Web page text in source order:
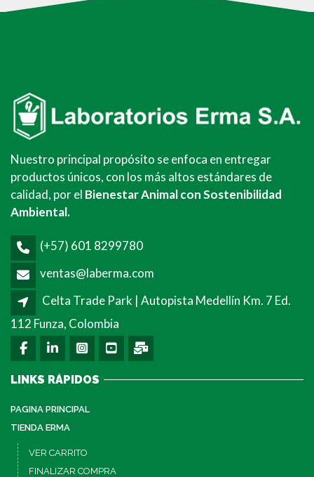
Nuestro principal propósito se enfoca en entregar
productos únicos, con los más altos estándares de
calidad, por el Bienestar Animal con Sostenibilidad
Ambiental.
(+57) 601 8299780
ventas@laberma.com
Celta Trade Park | Autopista Medellín Km. 7 Ed.
112 Funza, Colombia
LINKS RÁPIDOS
PAGINA PRINCIPAL
TIENDA ERMA
VER CARRITO
FINALIZAR COMPRA